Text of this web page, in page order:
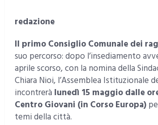
redazione
Il primo Consiglio Comunale dei
suo percorso: dopo l’insediamento
aprile scorso, con la nomina della
Chiara Nioi, l’Assemblea Istituzionale
incontrerà lunedì 15 maggio dalle
Centro Giovani (in Corso Europa)
temi della città.